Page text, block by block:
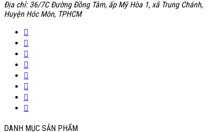
Địa chỉ: 36/7C Đường Đồng Tâm, ấp Mỹ Hòa 1, xã Trung Chánh,
Huyện Hóc Môn, TPHCM
DANH MỤC SẢN PHẨM